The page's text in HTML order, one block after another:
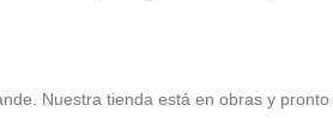
Nuestra tienda está en obras y pronto